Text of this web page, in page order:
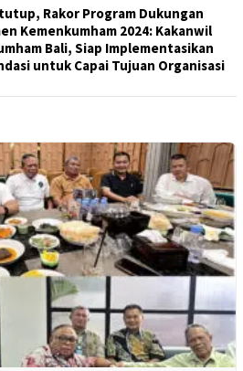
Rakor Program Dukungan
Kemenkumham 2024: Kakanwil
Bali, Siap Implementasikan
untuk Capai Tujuan Organisasi